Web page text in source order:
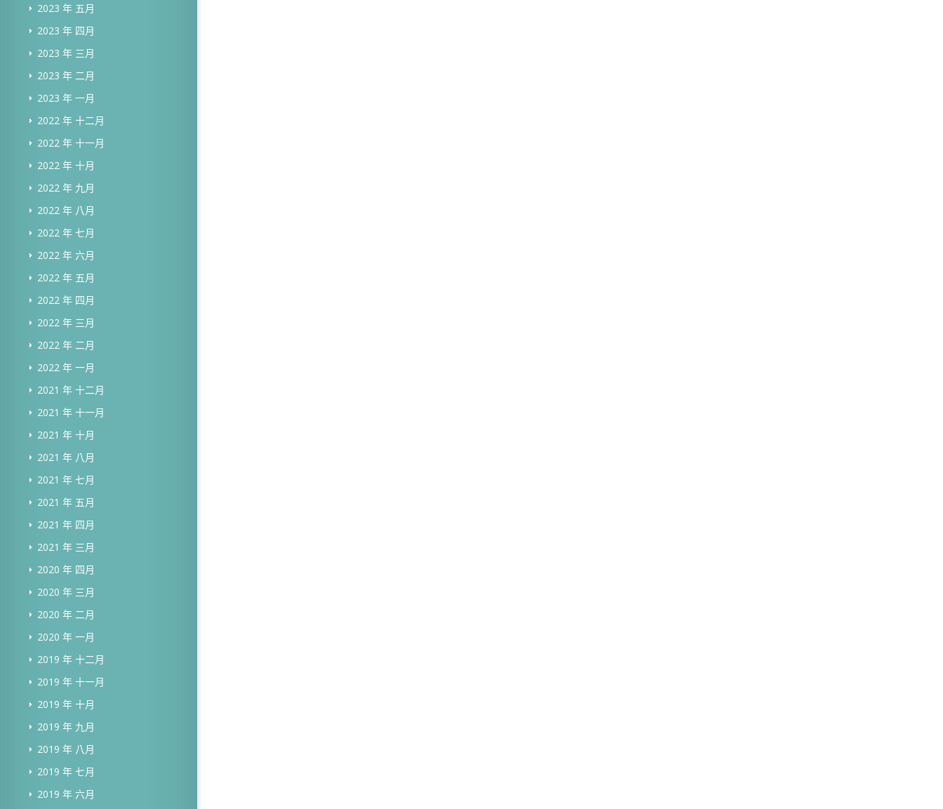
2023 年 五月
2023 年 四月
2023 年 三月
2023 年 二月
2023 年 一月
2022 年 十二月
2022 年 十一月
2022 年 十月
2022 年 九月
2022 年 八月
2022 年 七月
2022 年 六月
2022 年 五月
2022 年 四月
2022 年 三月
2022 年 二月
2022 年 一月
2021 年 十二月
2021 年 十一月
2021 年 十月
2021 年 八月
2021 年 七月
2021 年 五月
2021 年 四月
2021 年 三月
2020 年 四月
2020 年 三月
2020 年 二月
2020 年 一月
2019 年 十二月
2019 年 十一月
2019 年 十月
2019 年 九月
2019 年 八月
2019 年 七月
2019 年 六月